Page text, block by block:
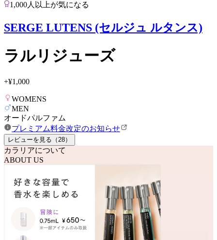
1,000人以上が気になる
SERGE LUTENS (セルジュ ルタンス)
ラルリジューズ
+¥1,000
WOMENS
MEN
オードパルファム
プレミアム料金改定のお知らせ
レビューを見る（ 28）
カラリアについて
ABOUT US